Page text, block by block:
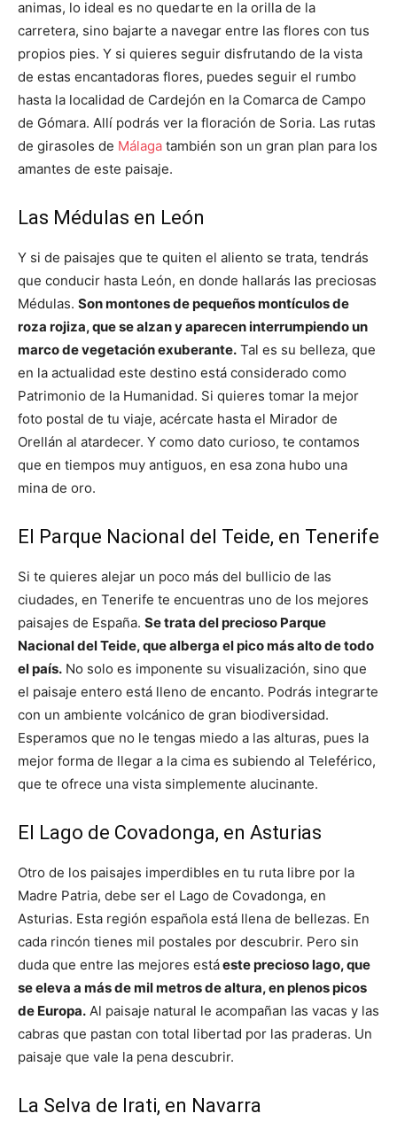
animas, lo ideal es no quedarte en la orilla de la
carretera, sino bajarte a navegar entre las flores con tus
propios pies. Y si quieres seguir disfrutando de la vista
de estas encantadoras flores, puedes seguir el rumbo
hasta la localidad de Cardejón en la Comarca de Campo
de Gómara. Allí podrás ver la floración de Soria. Las rutas
de girasoles de Málaga también son un gran plan para los
amantes de este paisaje.
Las Médulas en León
Y si de paisajes que te quiten el aliento se trata, tendrás
que conducir hasta León, en donde hallarás las preciosas
Médulas. Son montones de pequeños montículos de
roza rojiza, que se alzan y aparecen interrumpiendo un
marco de vegetación exuberante. Tal es su belleza, que
en la actualidad este destino está considerado como
Patrimonio de la Humanidad. Si quieres tomar la mejor
foto postal de tu viaje, acércate hasta el Mirador de
Orellán al atardecer. Y como dato curioso, te contamos
que en tiempos muy antiguos, en esa zona hubo una
mina de oro.
El Parque Nacional del Teide, en Tenerife
Si te quieres alejar un poco más del bullicio de las
ciudades, en Tenerife te encuentras uno de los mejores
paisajes de España. Se trata del precioso Parque
Nacional del Teide, que alberga el pico más alto de todo
el país. No solo es imponente su visualización, sino que
el paisaje entero está lleno de encanto. Podrás integrarte
con un ambiente volcánico de gran biodiversidad.
Esperamos que no le tengas miedo a las alturas, pues la
mejor forma de llegar a la cima es subiendo al Teleférico,
que te ofrece una vista simplemente alucinante.
El Lago de Covadonga, en Asturias
Otro de los paisajes imperdibles en tu ruta libre por la
Madre Patria, debe ser el Lago de Covadonga, en
Asturias. Esta región española está llena de bellezas. En
cada rincón tienes mil postales por descubrir. Pero sin
duda que entre las mejores estáeste precioso lago, que
se eleva a más de mil metros de altura, en plenos picos
de Europa. Al paisaje natural le acompañan las vacas y las
cabras que pastan con total libertad por las praderas. Un
paisaje que vale la pena descubrir.
La Selva de Irati, en Navarra